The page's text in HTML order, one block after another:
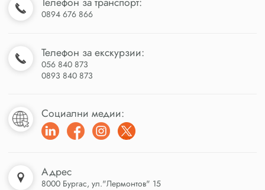
0894 676 866
Телефон за екскурзии:
056 840 873
0893 840 873
Социални медии:
Адрес
8000 Бургас, ул."Лермонтов" 15